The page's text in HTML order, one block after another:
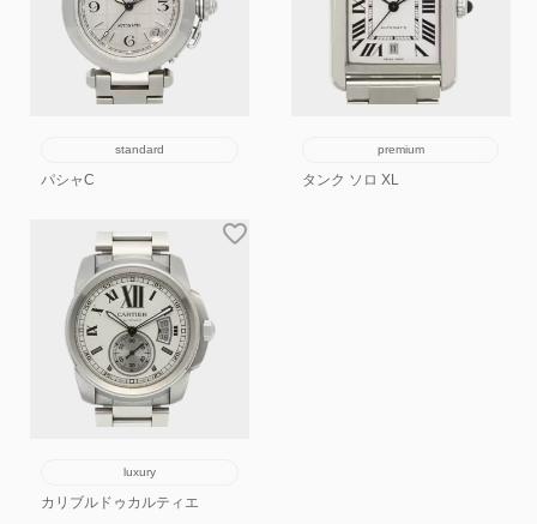
standard
パシャC
premium
タンク ソロ XL
luxury
カリブルドゥカルティエ